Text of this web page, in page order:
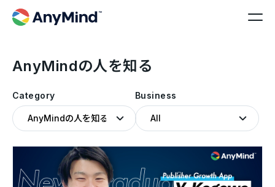
AnyMindの人を知る
Category Business